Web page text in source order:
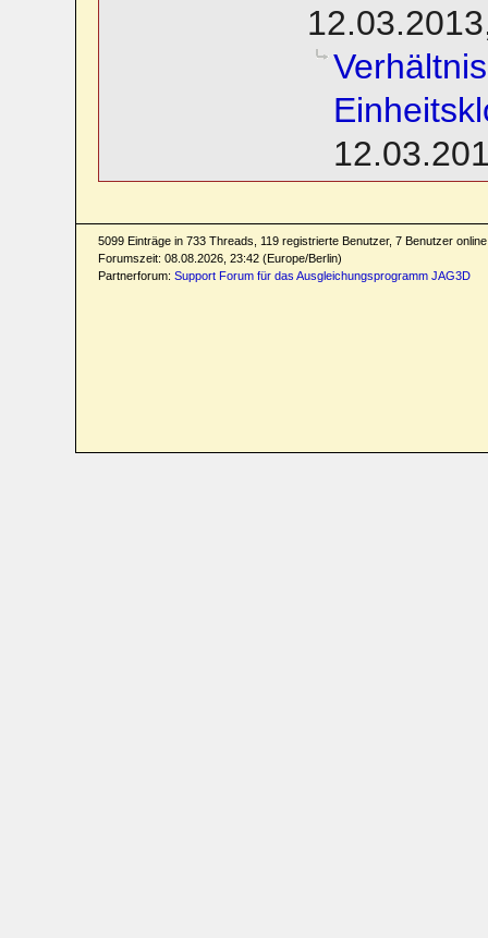
5099 Einträge in 733 Threads, 119 registrierte Benutzer, 7 Benutzer
Forumszeit: 08.08.2026, 23:42 (Europe/Berlin)
Partnerforum: Support Forum für das Ausgleichungsprogramm JAG3D